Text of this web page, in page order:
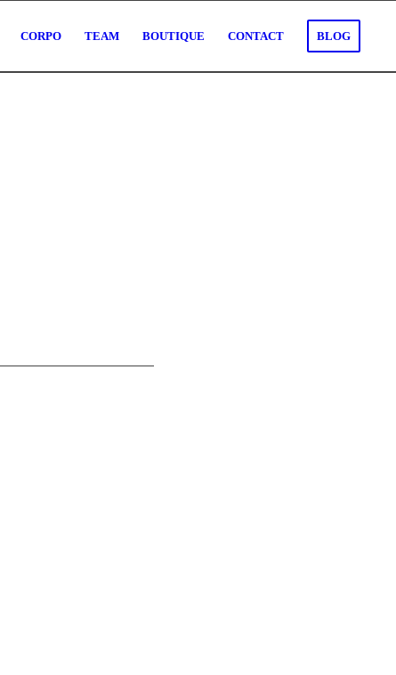
CORPO TEAM BOUTIQUE CONTACT BLOG